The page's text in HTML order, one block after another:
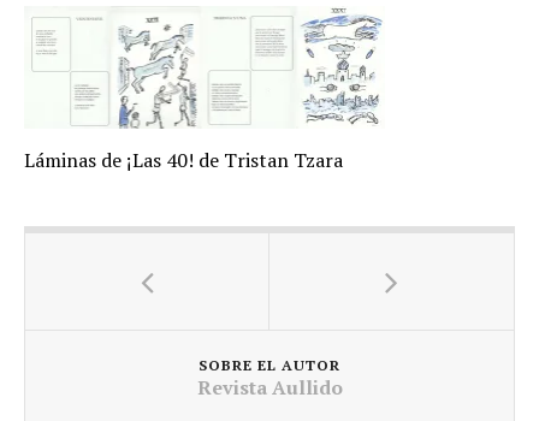
Láminas de ¡Las 40! de Tristan Tzara
SOBRE EL AUTOR
Revista Aullido